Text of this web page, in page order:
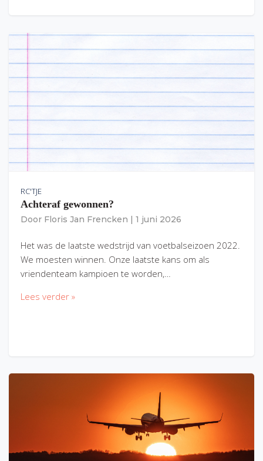
RC'TJE
Achteraf gewonnen?
Door Floris Jan Frencken 1 juni 2026
Het was de laatste wedstrijd van voetbalseizoen 2022.
We moesten winnen. Onze laatste kans om als
vriendenteam kampioen te worden,…
Lees verder »